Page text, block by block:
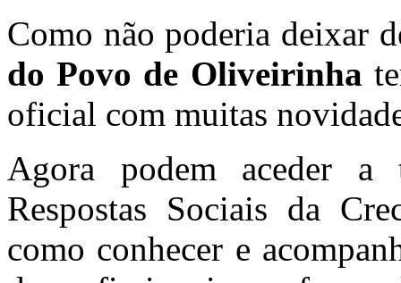
Como não poderia deixar
do Povo de Oliveirinha
oficial com muitas
Agora podem aceder a
Respostas Sociais da
como conhecer e